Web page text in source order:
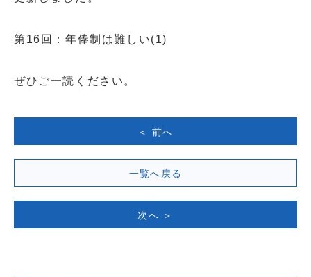
第16回：年俸制は難しい(1)
ぜひご一読ください。
＜ 前へ
一覧へ戻る
次へ ＞